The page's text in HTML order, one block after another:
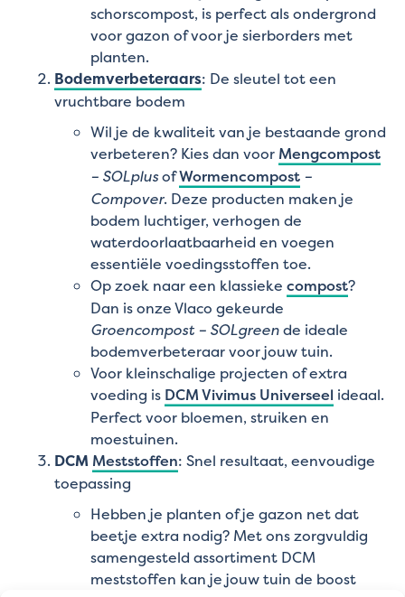
schorscompost, is perfect als ondergrond
voor gazon of voor je sierborders met
planten.
Bodemverbeteraars: De sleutel tot een
vruchtbare bodem
Wil je de kwaliteit van je bestaande grond
verbeteren? Kies dan voor Mengcompost
– SOLplusofWormencompost –
Compover. Deze producten maken je
bodem luchtiger, verhogen de
waterdoorlaatbaarheid en voegen
essentiële voedingsstoffen toe.
Op zoek naar een klassieke compost?
Dan is onze Vlaco gekeurde
Groencompost – SOLgreende ideale
bodemverbeteraar voor jouw tuin.
Voor kleinschalige projecten of extra
voeding is DCM Vivimus Universeel ideaal.
Perfect voor bloemen, struiken en
moestuinen.
DCM Meststoffen: Snel resultaat, eenvoudige
toepassing
Hebben je planten of je gazon net dat
beetje extra nodig? Met ons zorgvuldig
samengesteld assortiment DCM
meststoffen kan je jouw tuin de boost